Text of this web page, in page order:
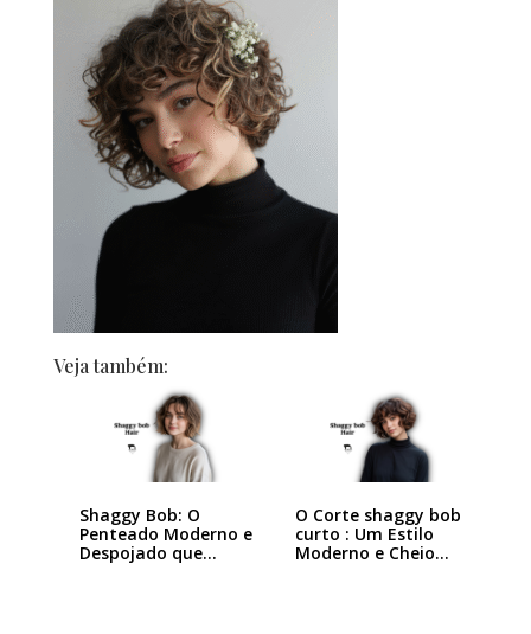
Veja também:
Shaggy Bob: O
Penteado Moderno e
Despojado que
O Corte shaggy bob
curto : Um Estilo
Moderno e Cheio…